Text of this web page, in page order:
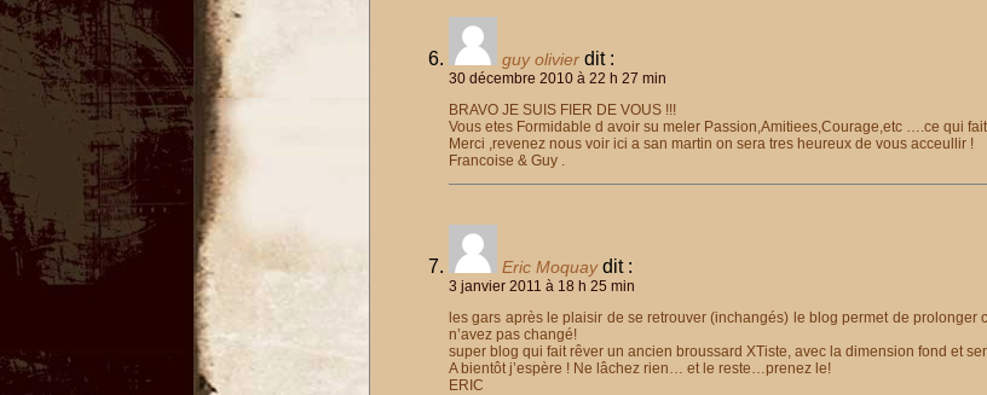
guy olivier dit :
30 décembre 2010 à 22 h 27 min
BRAVO JE SUIS FIER DE VOUS !!!
Vous etes Formidable d avoir su meler Passion,Amitiees,Courage,etc ….ce qui
Merci ,revenez nous voir ici a san martin on sera tres heureux de vous acceullir !
Francoise & Guy .
Eric Moquay dit :
3 janvier 2011 à 18 h 25 min
les gars après le plaisir de se retrouver (inchangés) le blog permet de prolonger
n’avez pas changé!
super blog qui fait rêver un ancien broussard XTiste, avec la dimension fond et
A bientôt j’espère ! Ne lâchez rien… et le reste…prenez le!
ERIC